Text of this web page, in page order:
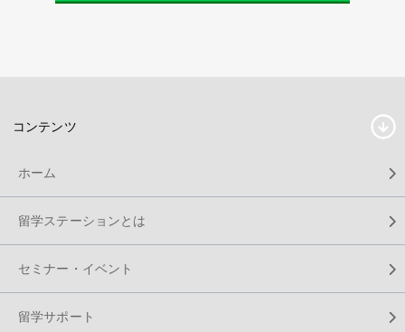
コンテンツ
ホーム
留学ステーションとは
セミナー・イベント
留学サポート